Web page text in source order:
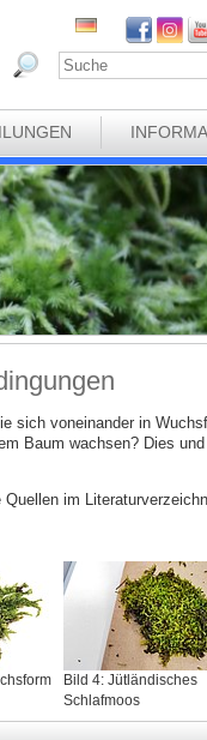
sich voneinander in
Baum wachsen? Dies
im
Bild 4: Jütländisches
Schlafmoos